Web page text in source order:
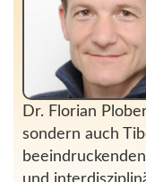
Dr. Florian
sondern auch